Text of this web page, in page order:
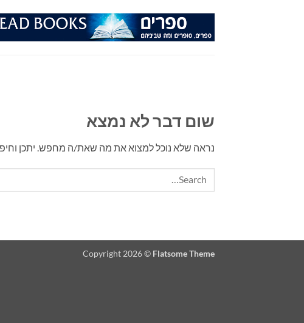
שום דבר לא נמצא
נראה שלא נוכל למצוא את מה שאת/ה מחפש. יתכן וחיפוש
Copyright 2026 © Flatsome Theme